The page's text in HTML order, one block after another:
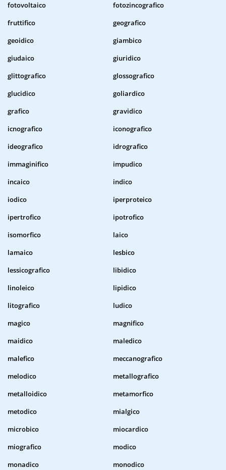
fotovoltaico
fotozincografico
fruttifico
geografico
geoidico
giambico
giudaico
giuridico
glittografico
glossografico
glucidico
goliardico
grafico
gravidico
icnografico
iconografico
ideografico
idrografico
immaginifico
impudico
incaico
indico
iodico
iperproteico
ipertrofico
ipotrofico
isomorfico
laico
lamaico
lesbico
lessicografico
libidico
linoleico
lipidico
litografico
ludico
magico
magnifico
maidico
maledico
malefico
meccanografico
melodico
metallografico
metalloidico
metamorfico
metodico
mialgico
microbico
miocardico
miografico
modico
monadico
monodico